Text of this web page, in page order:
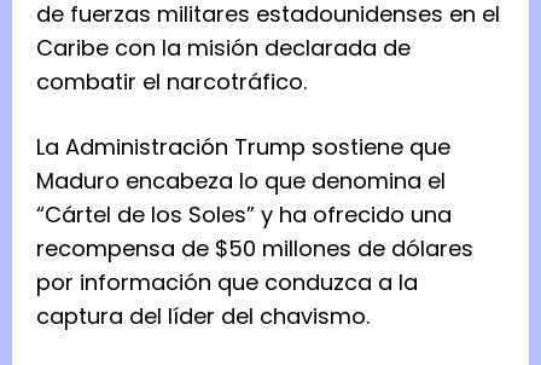
de fuerzas militares estadounidenses en el
Caribe con la misión declarada de
combatir el narcotráfico.
La Administración Trump sostiene que
Maduro encabeza lo que denomina el
“Cártel de los Soles” y ha ofrecido una
recompensa de $50 millones de dólares
por información que conduzca a la
captura del líder del chavismo.